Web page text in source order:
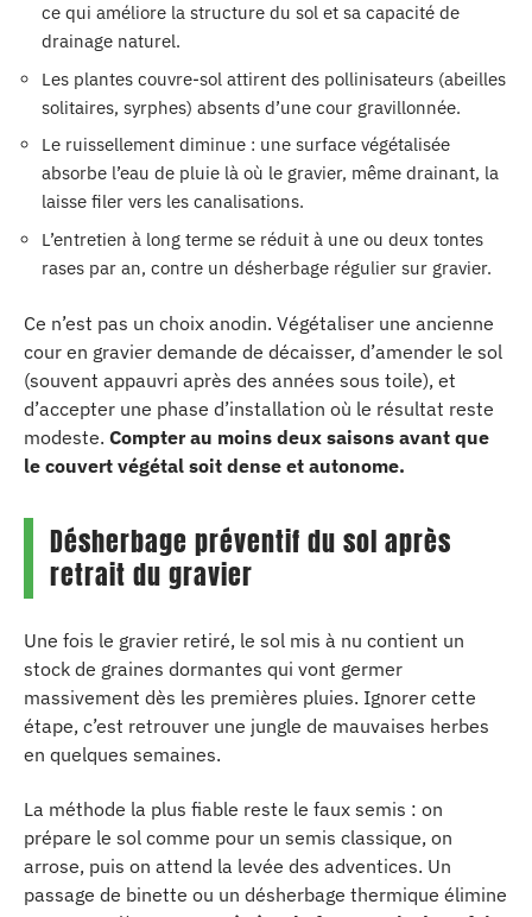
ce qui améliore la structure du sol et sa capacité de
drainage naturel.
Les plantes couvre-sol attirent des pollinisateurs (abeilles
solitaires, syrphes) absents d’une cour gravillonnée.
Le ruissellement diminue : une surface végétalisée
absorbe l’eau de pluie là où le gravier, même drainant, la
laisse filer vers les canalisations.
L’entretien à long terme se réduit à une ou deux tontes
rases par an, contre un désherbage régulier sur gravier.
Ce n’est pas un choix anodin. Végétaliser une ancienne
cour en gravier demande de décaisser, d’amender le sol
(souvent appauvri après des années sous toile), et
d’accepter une phase d’installation où le résultat reste
modeste. Compter au moins deux saisons avant que
le couvert végétal soit dense et autonome.
Désherbage préventif du sol après
retrait du gravier
Une fois le gravier retiré, le sol mis à nu contient un
stock de graines dormantes qui vont germer
massivement dès les premières pluies. Ignorer cette
étape, c’est retrouver une jungle de mauvaises herbes
en quelques semaines.
La méthode la plus fiable reste le faux semis : on
prépare le sol comme pour un semis classique, on
arrose, puis on attend la levée des adventices. Un
passage de binette ou un désherbage thermique élimine